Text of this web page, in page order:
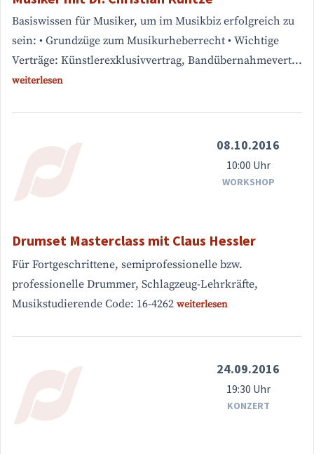
Basiswissen für Musiker, um im Musikbiz erfolgreich zu
sein: • Grundzüge zum Musikurheberrecht • Wichtige
Verträge: Künstlerexklusivvertrag, Bandübernahmevert...
weiterlesen
08.10.2016
10:00 Uhr
WORKSHOP
Drumset Masterclass mit Claus Hessler
Für Fortgeschrittene, semiprofessionelle bzw.
professionelle Drummer, Schlagzeug-Lehrkräfte,
Musikstudierende Code: 16-4262 weiterlesen
24.09.2016
19:30 Uhr
KONZERT